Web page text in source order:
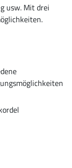
usw. Mit drei